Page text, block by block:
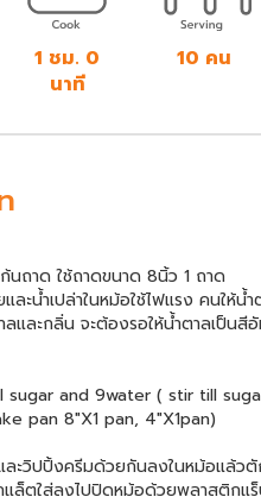
1 ชม. 0
นาที
10 คน
นถาด ใช้ถาดขนาด 8นิ้ว 1 ถาด
ละน้ำเปล่าในหม้อใช้ไฟแรง คนให้
ลและกลิ่น จะต้องรอให้น้ำตาลเป็น
sugar and 9water ( stir till
pan 8"X1 pan, 4"X1pan)
ะวิปปิ้งครีมด้วยกันลงในหม้อแล้ว
แล็ตใส่ลงไปปิดหม้อด้วยพลาสติกแ